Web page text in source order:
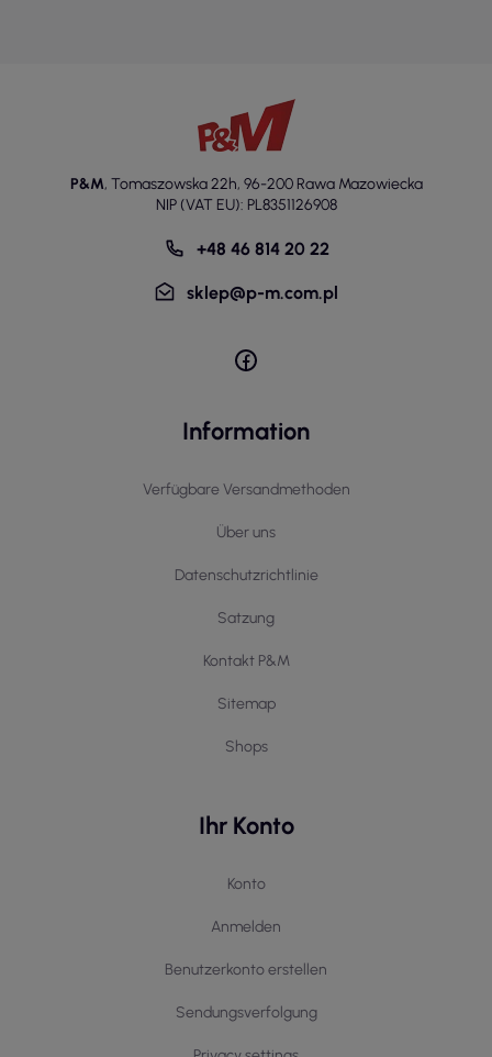
P&M, Tomaszowska 22h, 96-200 Rawa Mazowiecka
NIP (VAT EU): PL8351126908
+48 46 814 20 22
sklep@p-m.com.pl
Information
Verfügbare Versandmethoden
Über uns
Datenschutzrichtlinie
Satzung
Kontakt P&M
Sitemap
Shops
Ihr Konto
Konto
Anmelden
Benutzerkonto erstellen
Sendungsverfolgung